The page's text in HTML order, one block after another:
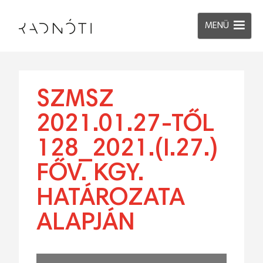
MENÜ
SZMSZ
2021.01.27-TŐL
128_2021.(I.27.)
FŐV. KGY.
HATÁROZATA
ALAPJÁN